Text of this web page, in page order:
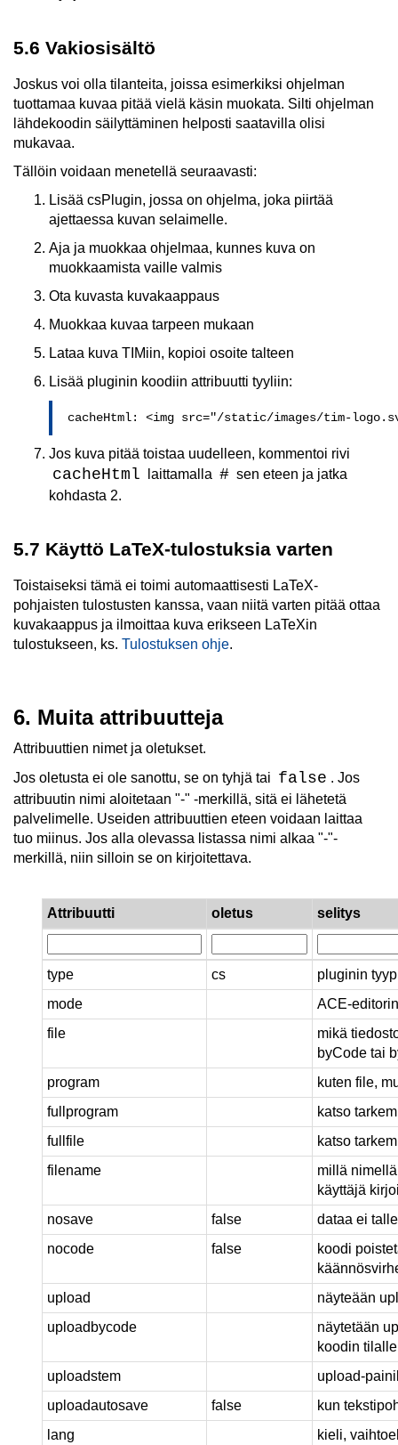
5.6 Vakiosisältö
Joskus voi olla tilanteita, joissa esimerkiksi ohjelman
tuottamaa kuvaa pitää vielä käsin muokata. Silti ohjelman
lähdekoodin säilyttäminen helposti saatavilla olisi
mukavaa.
Tällöin voidaan menetellä seuraavasti:
Lisää csPlugin, jossa on ohjelma, joka piirtää
ajettaessa kuvan selaimelle.
Aja ja muokkaa ohjelmaa, kunnes kuva on
muokkaamista vaille valmis
Ota kuvasta kuvakaappaus
Muokkaa kuvaa tarpeen mukaan
Lataa kuva TIMiin, kopioi osoite talteen
Lisää pluginin koodiin attribuutti tyyliin:
cacheHtml: <img src="/static/images/tim-
Jos kuva pitää toistaa uudelleen, kommentoi rivi
cacheHtml laittamalla # sen eteen ja jatka
kohdasta 2.
5.7 Käyttö LaTeX-tulostuksia varten
Toistaiseksi tämä ei toimi automaattisesti LaTeX-
pohjaisten tulostusten kanssa, vaan niitä varten pitää ottaa
kuvakaappus ja ilmoittaa kuva erikseen LaTeXin
tulostukseen, ks. Tulostuksen ohje.
6. Muita attribuutteja
Attribuuttien nimet ja oletukset.
Jos oletusta ei ole sanottu, se on tyhjä tai false . Jos
attribuutin nimi aloitetaan "-" -merkillä, sitä ei lähetetä
palvelimelle. Useiden attribuuttien eteen voidaan laittaa
tuo miinus. Jos alla olevassa listassa nimi alkaa "-"-
merkillä, niin silloin se on kirjoitettava.
Attribuutti oletus selitys
type cs
pluginin
mode
ACE-
file
mikä
byCode tai
program
kuten file,
fullprogram
katso
fullfile
katso
filename
millä
käyttäjä
nosave
false
dataa ei
nocode
false
koodi
upload
näyteään
uploadbycode
näytetään
koodin
uploadstem
upload-
uploadautosave
false
kun
lang
kieli,